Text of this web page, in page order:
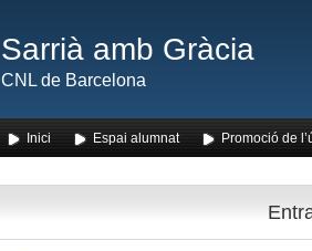
Sarrià amb Gràcia
CNL de Barcelona
Inici Espai alumnat Promoció de